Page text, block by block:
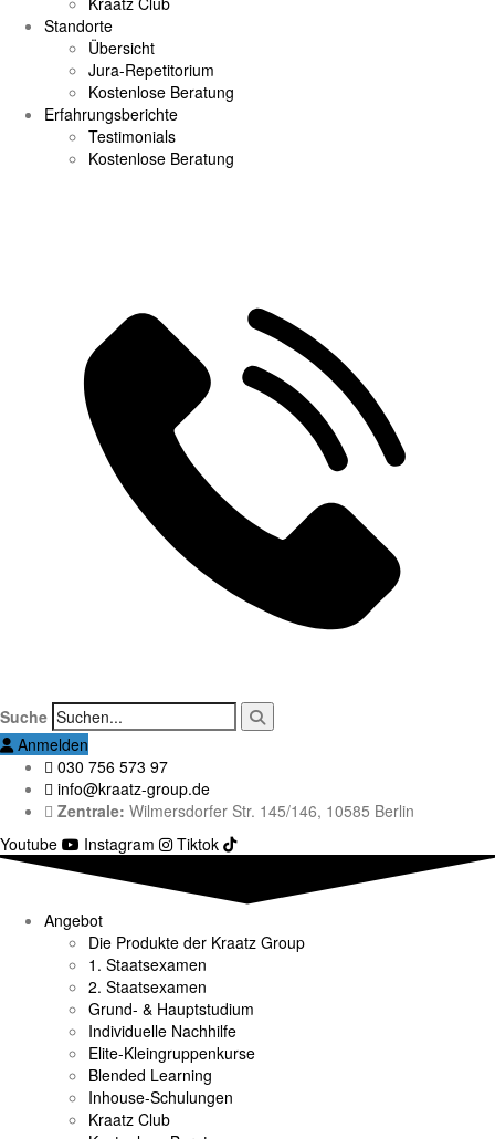
Standorte
Übersicht
Jura-Repetitorium
Kostenlose Beratung
Erfahrungsberichte
Testimonials
Kostenlose Beratung
Suche
Anmelden
030 756 573 97
info@kraatz-group.de
Zentrale: Wilmersdorfer Str. 145/146, 10585 Berlin
Youtube
Instagram Tiktok
Angebot
Die Produkte der Kraatz Group
1. Staatsexamen
2. Staatsexamen
Grund- & Hauptstudium
Individuelle Nachhilfe
Elite-Kleingruppenkurse
Blended Learning
Inhouse-Schulungen
Kraatz Club